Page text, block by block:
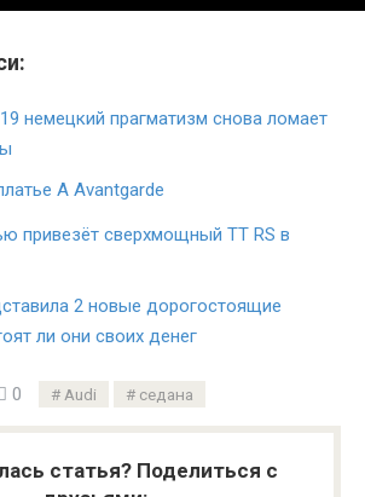
немецкий прагматизм снова ломает
A Avantgarde
привезёт сверхмощный TT RS в
2 новые дорогостоящие
ли они своих денег
0 Audi седана
статья? Поделиться с